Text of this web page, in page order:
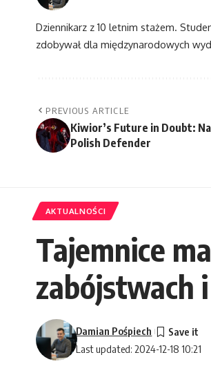
Dziennikarz z 10 letnim stażem.
zdobywał dla międzynarodowych
PREVIOUS ARTICLE
Kiwior’s Future in Doubt:
Polish Defender
AKTUALNOŚCI
Tajemnice
zabójstwach
Last updated: 2024-12-18 10:21
Damian Pośpiech